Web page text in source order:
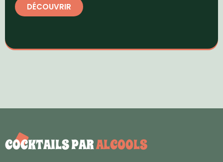
DÉCOUVRIR
COCKTAILS PARALCOOLS